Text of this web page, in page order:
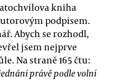
kniha
podpisem.
Abych se rozhodl,
jsem nejprve
Na straně 165 čtu:
právě podle volní